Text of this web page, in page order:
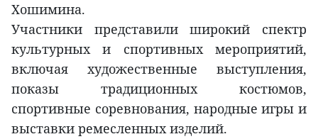
Хошимина.
Участники представили широкий спектр
культурных и спортивных мероприятий,
включая художественные выступления,
показы традиционных костюмов,
спортивные соревнования, народные игры и
выставки ремесленных изделий.